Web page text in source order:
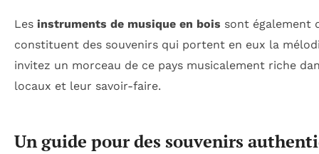
Les instruments de musique en bois sont également
constituent des souvenirs qui portent en eux la
invitez un morceau de ce pays musicalement riche
locaux et leur savoir-faire.
Un guide pour des souvenirs